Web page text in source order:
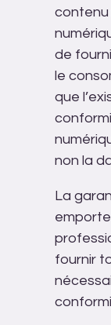
contenu
de
le
que
non la
La
fournir